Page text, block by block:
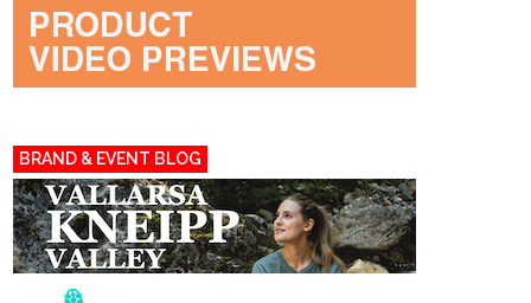
BRAND & EVENT BLOG